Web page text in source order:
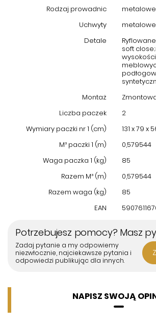
Szerokość:124 cm
71 cm
48 cm
MDF, marmur syntetyczny,
Czarny z połyskiem,
1, prowadnice soft-
ryflowane drewno, regulacja
wysmakowany styl i komfort
ekskluzywny mebel stanie się
salonu, łącząc walory użytkowe z
Rodzaj prowadnic
Uchwyty
metalowe
Detale
soft
Montaż
Liczba paczek
2
Wymiary paczki nr 1 (cm)
131 x 79 x
M³ paczki 1 (m)
0,579544
Waga paczka 1 (kg)
85
Razem M³ (m)
0,579544
Razem waga (kg)
85
EAN
Potrzebujesz pomocy? Masz
Zadaj pytanie a my odpowiemy
niezwłocznie, najciekawsze pytania i
odpowiedzi publikując dla innych.
NAPISZ SWOJĄ